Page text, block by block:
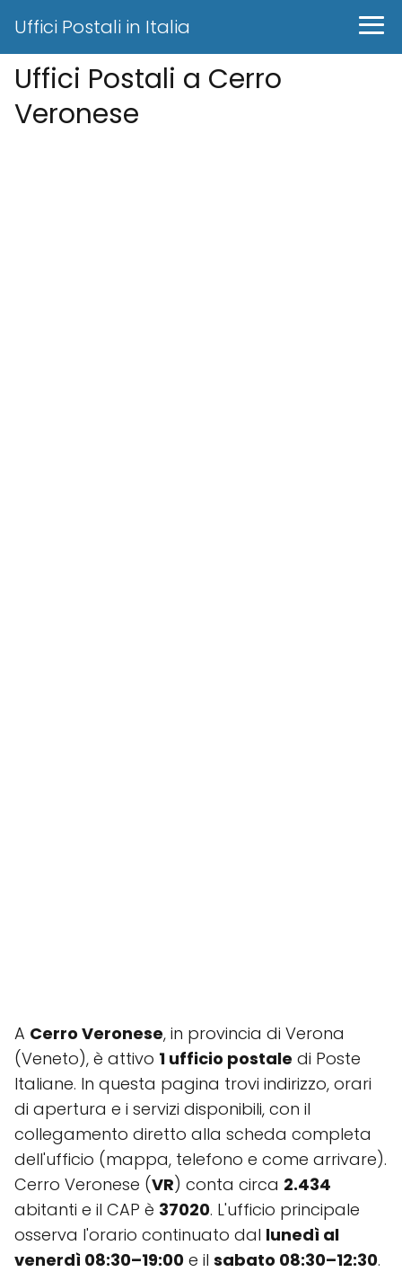
Uffici Postali in Italia
Uffici Postali a Cerro
Veronese
A Cerro Veronese, in provincia di Verona
(Veneto), è attivo 1 ufficio postale di Poste
Italiane. In questa pagina trovi indirizzo, orari
di apertura e i servizi disponibili, con il
collegamento diretto alla scheda completa
dell'ufficio (mappa, telefono e come arrivare).
Cerro Veronese (VR) conta circa 2.434
abitanti e il CAP è 37020. L'ufficio principale
osserva l'orario continuato dal lunedì al
venerdì 08:30–19:00 e il sabato 08:30–12:30.